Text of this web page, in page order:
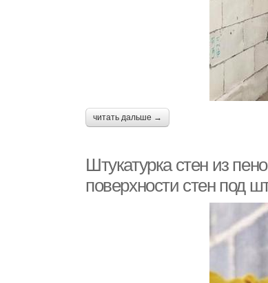
читать дальше →
Штукатурка стен из
поверхности стен под